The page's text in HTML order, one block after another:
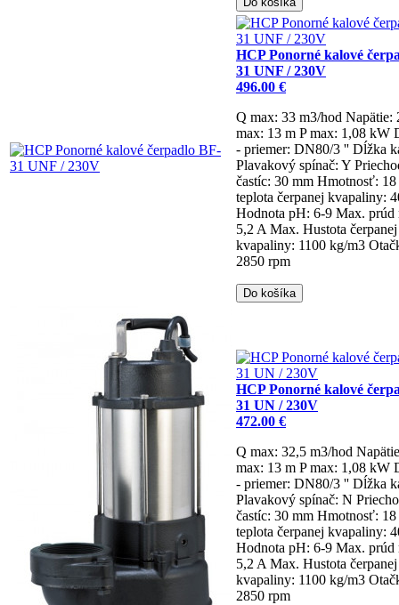
HCP Ponorné kalové
31 UNF / 230V
496.00 €
Q max: 33 m3/hod
max: 13 m P max: 1,08 kW
- priemer: DN80/3 '' Dĺžka
Plavakový spínač: Y
častíc: 30 mm Hmotnosť:
teplota čerpanej kvapaliny:
Hodnota pH: 6-9 Max. prúd
5,2 A Max. Hustota čerpanej
kvapaliny: 1100 kg/m3
2850 rpm
Do košíka
HCP Ponorné kalové
31 UN / 230V
472.00 €
Q max: 32,5 m3/hod
max: 13 m P max: 1,08 kW
- priemer: DN80/3 '' Dĺžka
Plavakový spínač: N
častíc: 30 mm Hmotnosť:
teplota čerpanej kvapaliny:
Hodnota pH: 6-9 Max. prúd
5,2 A Max. Hustota čerpanej
kvapaliny: 1100 kg/m3
2850 rpm